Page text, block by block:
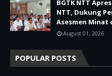
BGTK NTT
NTT, Dukung
Asesmen Minat
August 01, 2026
POPULAR POSTS